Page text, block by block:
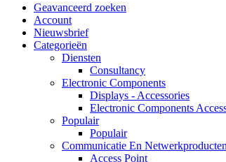
Geavanceerd zoeken
Account
Nieuwsbrief
Categorieën
Diensten
Consultancy
Electronic Components
Displays - Accessories
Electronic Components
Populair
Populair
Communicatie En Netwerkproducten
Access Point